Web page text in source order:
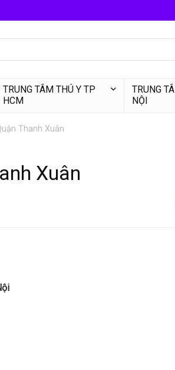
TRUNG TÂM THÚ Y TP
HCM
TRUNG
NỘI
Thanh Xuân
Xuân